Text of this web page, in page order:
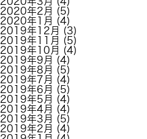
2020年2月
(5)
2020年1月
(4)
2019年12月
(3)
2019年11月
(5)
2019年10月
(4)
2019年9月
(4)
2019年8月
(5)
2019年7月
(4)
2019年6月
(5)
2019年5月
(4)
2019年4月
(4)
2019年3月
(5)
2019年2月
(4)